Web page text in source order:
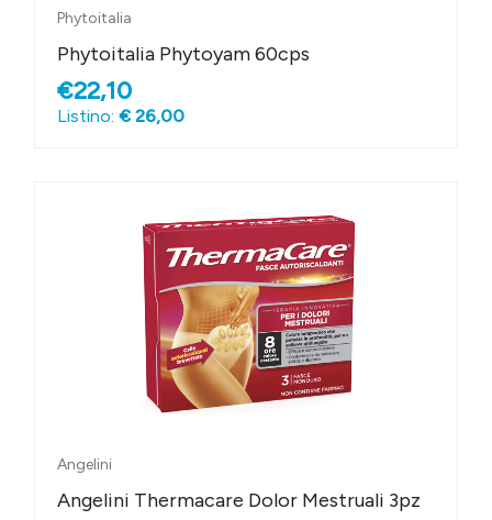
Phytoitalia
Phytoitalia Phytoyam 60cps
€22,10
Listino: € 26,00
Angelini
Angelini Thermacare Dolor Mestruali 3pz